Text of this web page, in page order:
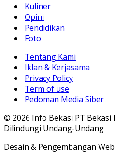
Kuliner
Opini
Pendidikan
Foto
Tentang Kami
Iklan & Kerjasama
Privacy Policy
Term of use
Pedoman Media Siber
© 2026 Info Bekasi PT Bekasi
Dilindungi Undang-Undang
Desain & Pengembangan